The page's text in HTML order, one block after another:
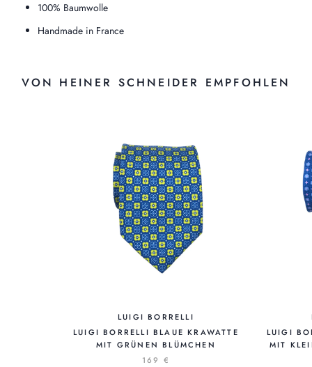
100% Baumwolle
Handmade in France
VON HEINER SCHNEIDER EMPFOHLEN
LUIGI BORRELLI
LUIGI BORRELLI BLAUE KRAWATTE
MIT GRÜNEN BLÜMCHEN
169 €
LUIGI
MIT